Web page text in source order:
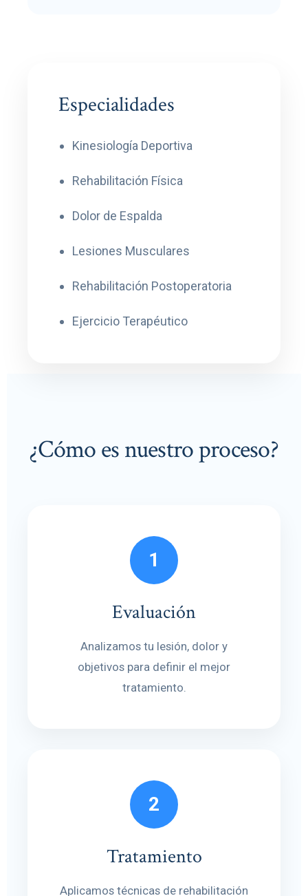
Especialidades
Kinesiología Deportiva
Rehabilitación Física
Dolor de Espalda
Lesiones Musculares
Rehabilitación Postoperatoria
Ejercicio Terapéutico
¿Cómo es nuestro proceso?
1
Evaluación
Analizamos tu lesión, dolor y
objetivos para definir el mejor
tratamiento.
2
Tratamiento
Aplicamos técnicas de rehabilitación